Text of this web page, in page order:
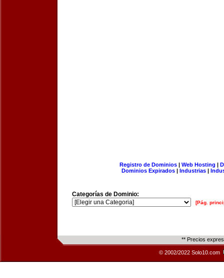
Registro de Dominios| Web Hosting |
Dominios Expirados | Industrias |
Categorías de Dominio:
[Pág.
** Precios
© 2002/2022 Solo10.com